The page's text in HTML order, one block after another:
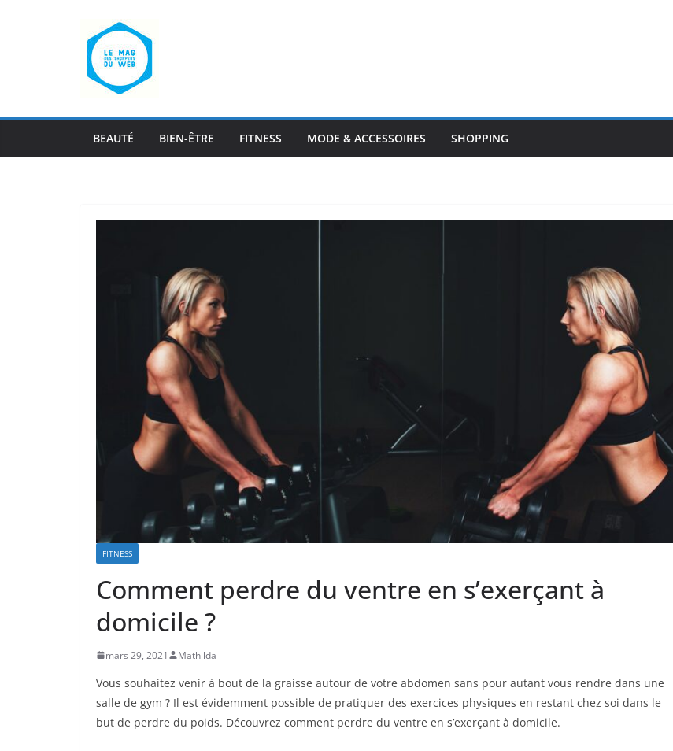
BEAUTÉ BIEN-ÊTRE FITNESS MODE & ACCESSOIRES SHOPPING
FITNESS
Comment perdre du ventre en s’exerçant à
domicile ?
mars 29, 2021 Mathilda
Vous souhaitez venir à bout de la graisse autour de votre abdomen sans pour autant vous rendre dans une
salle de gym ? Il est évidemment possible de pratiquer des exercices physiques en restant chez soi dans le
but de perdre du poids. Découvrez comment perdre du ventre en s’exerçant à domicile.